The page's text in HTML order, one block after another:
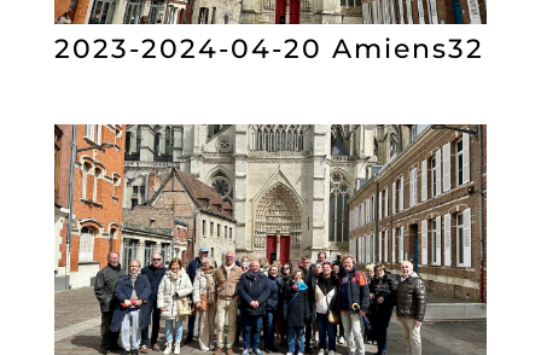
2023-2024-04-20 Amiens32